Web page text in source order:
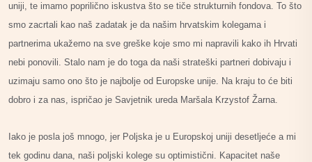
uniji, te imamo poprilično iskustva što se tiče strukturnih fondova. To što
smo zacrtali kao naš zadatak je da našim hrvatskim kolegama i
partnerima ukažemo na sve greške koje smo mi napravili kako ih Hrvati
nebi ponovili. Stalo nam je do toga da naši strateški partneri dobivaju i
uzimaju samo ono što je najbolje od Europske unije. Na kraju to će biti
dobro i za nas, ispričao je Savjetnik ureda Maršala Krzystof Žarna.
Iako je posla još mnogo, jer Poljska je u Europskoj uniji desetljeće a mi
tek godinu dana, naši poljski kolege su optimistični. Kapacitet naše